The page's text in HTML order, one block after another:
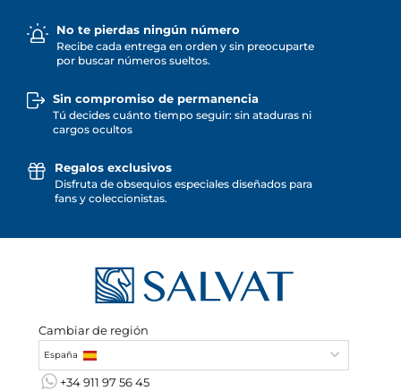
No te pierdas ningún número
Recibe cada entrega en orden y sin preocuparte
por buscar números sueltos.
Sin compromiso de permanencia
Tú decides cuánto tiempo seguir: sin ataduras ni
cargos ocultos
Regalos exclusivos
Disfruta de obsequios especiales diseñados para
fans y coleccionistas.
Cambiar de región
España
+34 911 97 56 45